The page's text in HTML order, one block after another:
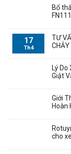
Bố
17
Th4
TƯ
CHẢY
Lý
Giật
Giới
Hoàn
cho